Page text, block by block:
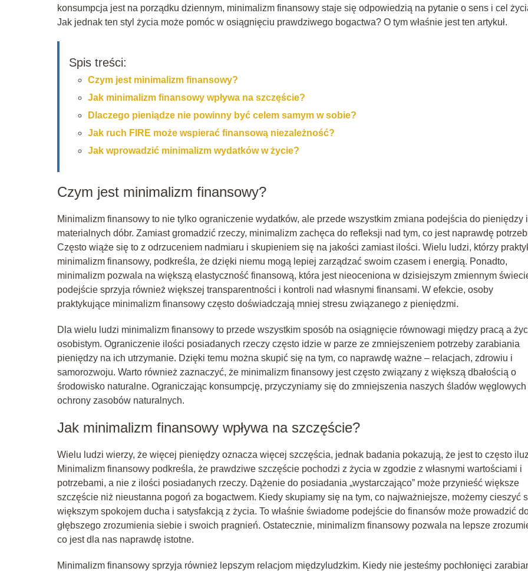
konsumpcja jest na porządku dziennym, minimalizm finansowy staje się odpowiedzią na pytanie o sens i cel
Jak jednak ten styl życia może pomóc w osiągnięciu prawdziwego bogactwa? O tym właśnie jest ten artykuł.
Spis treści:
Czym jest minimalizm finansowy?
Jak minimalizm finansowy wpływa na szczęście?
Dlaczego pieniądze nie powinny być celem samym w sobie?
Jak ruch FIRE może wspierać finansową niezależność?
Jak wprowadzić minimalizm wydatków w życie?
Czym jest minimalizm finansowy?
Minimalizm finansowy to nie tylko ograniczenie wydatków, ale przede wszystkim zmiana podejścia do pieniędzy i
materialnych dóbr. Zamiast gromadzić rzeczy, minimalizm zachęca do refleksji nad tym, co jest naprawdę
Często wiąże się to z odrzuceniem nadmiaru i skupieniem się na jakości zamiast ilości. Wielu ludzi, którzy
minimalizm finansowy, podkreśla, że dzięki niemu mogą lepiej zarządzać swoim czasem i energią. Ponadto,
minimalizm pozwala na większą elastyczność finansową, która jest nieoceniona w dzisiejszym zmiennym
podejście sprzyja również większej transparentności i kontroli nad własnymi finansami. W efekcie, osoby
praktykujące minimalizm finansowy często doświadczają mniej stresu związanego z pieniędzmi.
Dla wielu ludzi minimalizm finansowy to przede wszystkim sposób na osiągnięcie równowagi między pracą a
osobistym. Ograniczenie ilości posiadanych rzeczy często idzie w parze ze zmniejszeniem potrzeby zarabiania
pieniędzy na ich utrzymanie. Dzięki temu można skupić się na tym, co naprawdę ważne – relacjach, zdrowiu i
samorozwoju. Warto również zaznaczyć, że minimalizm finansowy jest często związany z większą dbałością o
środowisko naturalne. Ograniczając konsumpcję, przyczyniamy się do zmniejszenia naszych śladów węglowych
ochrony zasobów naturalnych.
Jak minimalizm finansowy wpływa na szczęście?
Wielu ludzi wierzy, że więcej pieniędzy oznacza więcej szczęścia, jednak badania pokazują, że jest to często
Minimalizm finansowy podkreśla, że prawdziwe szczęście pochodzi z życia w zgodzie z własnymi wartościami i
potrzebami, a nie z ilości posiadanych rzeczy. Dążenie do posiadania „wystarczająco” może przynieść większe
szczęście niż nieustanna pogoń za bogactwem. Kiedy skupiamy się na tym, co najważniejsze, możemy cieszyć
większym spokojem ducha i satysfakcją z życia. To właśnie świadome podejście do finansów może prowadzić
głębszego zrozumienia siebie i swoich pragnień. Ostatecznie, minimalizm finansowy pozwala na lepsze
co jest dla nas naprawdę istotne.
Minimalizm finansowy sprzyja również lepszym relacjom międzyludzkim. Kiedy nie jesteśmy pochłonięci